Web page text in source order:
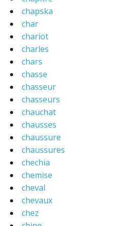
chapska
char
chariot
charles
chars
chasse
chasseur
chasseurs
chauchat
chausses
chaussure
chaussures
chechia
chemise
cheval
chevaux
chez